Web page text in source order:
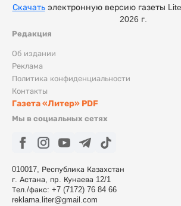
Редакция
Об издании
Реклама
Политика конфиденциальности
Контакты
Газета «Литер» PDF
Мы в социальных сетях
010017, Республика Казахстан
г. Астана, пр. Кунаева 12/1
Тел./факс: +7 (7172) 76 84 66
reklama.liter@gmail.com
Скачатьэлектронную версию газеты
2026 г.